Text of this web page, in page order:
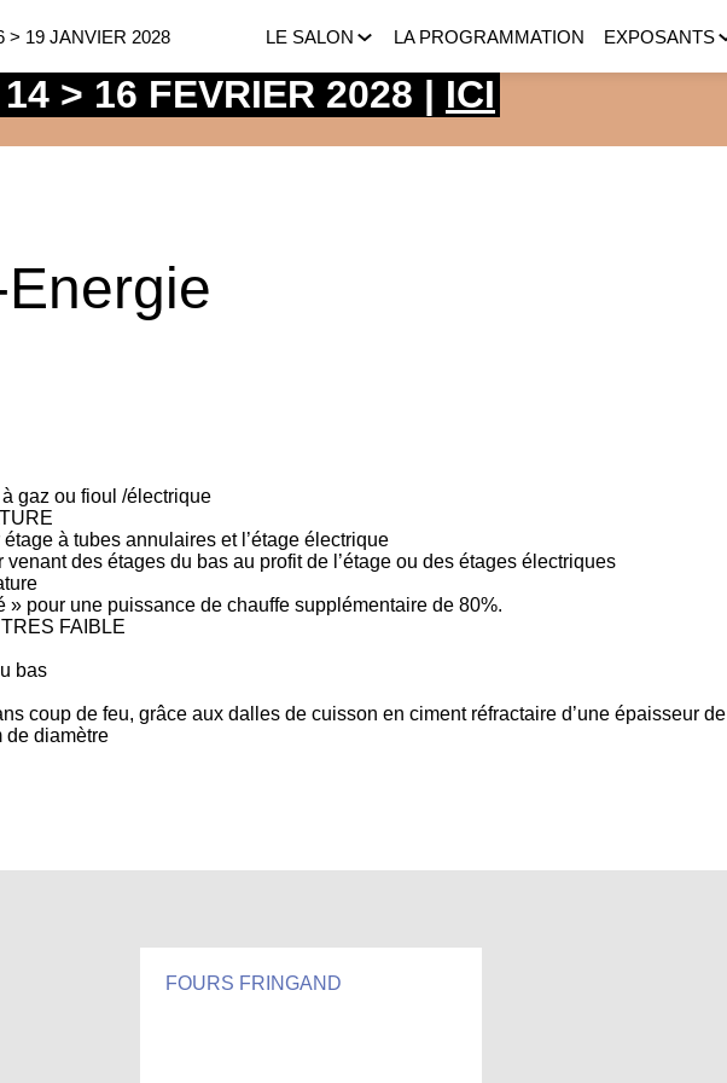
> 19 JANVIER 2028 LE SALON LA PROGRAMMATION EXPOSANTS
gaz ou fioul /électrique
à tubes annulaires et l’étage électrique
des étages du bas au profit de l’étage ou des étages électriques
» pour une puissance de chauffe supplémentaire de 80%.
FAIBLE
bas
coup de feu, grâce aux dalles de cuisson en ciment réfractaire d’une épaisseur de
de diamètre
FOURS FRINGAND
> 16 FEVRIER 2028 | ICI